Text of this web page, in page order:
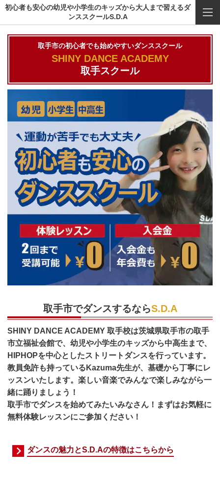
初心者も安心の幼児や小学生のキッズから大人まで習えるダ
ンススクールS.D.A
取手市の初心者でも始めやすいダンススクール
SHINY DANCE ACADEMY
取手スクール
取手市でダンスするならS.D.A
SHINY DANCE ACADEMY 取手校は茨城県取手市の取手
市立福祉会館で、幼児や小学生のキッズから中高生まで、
HIPHOPを中心としたストリートダンスを行っています。
教員免許も持っているKazuma先生が、基礎から丁寧にレ
ッスンいたします。楽しい音楽でみんなで楽しみながら一
緒に踊りましょう！
取手市でダンスを始めてみたいみなさん！まずはお気軽に
無料体験レッスンにご参加ください！
ダンスの魅力とS.D.Aの特徴はこちらから